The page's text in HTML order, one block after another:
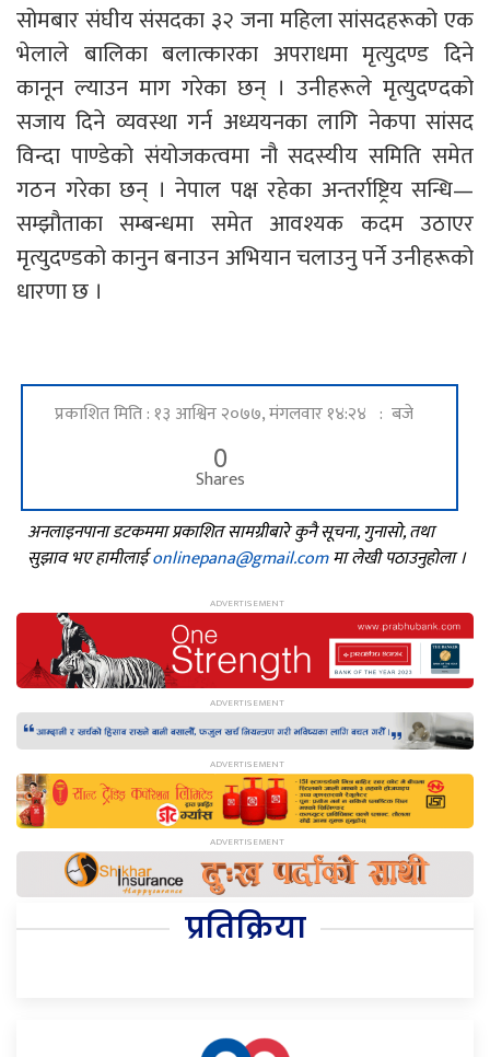
सोमबार संघीय संसदका ३२ जना महिला सांसदहरूको एक
भेलाले बालिका बलात्कारका अपराधमा मृत्युदण्ड दिने
कानून ल्याउन माग गरेका छन् । उनीहरूले मृत्युदण्दको
सजाय दिने व्यवस्था गर्न अध्ययनका लागि नेकपा सांसद
विन्दा पाण्डेको संयोजकत्वमा नौ सदस्यीय समिति समेत
गठन गरेका छन् । नेपाल पक्ष रहेका अन्तर्राष्ट्रिय सन्धि—
सम्झौताका सम्बन्धमा समेत आवश्यक कदम उठाएर
मृत्युदण्डको कानुन बनाउन अभियान चलाउनु पर्ने उनीहरूको
धारणा छ ।
प्रकाशित मिति : १३ आश्विन २०७७, मंगलवार १४:२४ : बजे
0
Shares
अनलाइनपाना डटकममा प्रकाशित सामग्रीबारे कुनै सूचना, गुनासो, तथा
सुझाव भए हामीलाईonlinepana@gmail.comमा लेखी पठाउनुहोला ।
प्रतिक्रिया